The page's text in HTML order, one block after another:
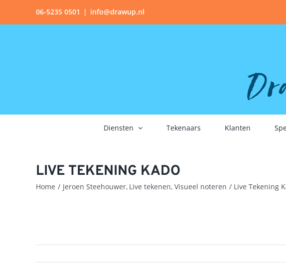
06-5235 0501 | info@drawup.nl
Diensten Tekenaars Klanten
LIVE TEKENING KADO
Home Jeroen Steehouwer Live tekenen Visueel noteren Live Tekening